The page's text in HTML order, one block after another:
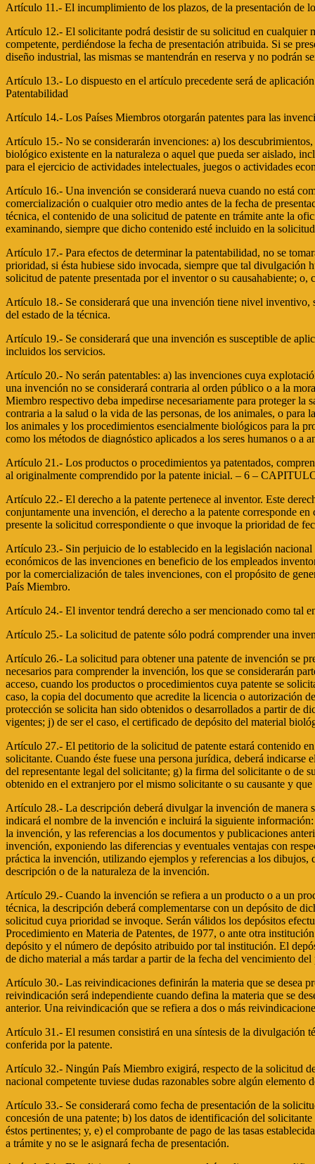
Artículo 11.- El incumplimiento de los plazos, de la presentación de
Artículo 12.- El solicitante podrá desistir de su solicitud en cualquier
competente, perdiéndose la fecha de presentación atribuida. Si se
diseño industrial, las mismas se mantendrán en reserva y no podrán
Artículo 13.- Lo dispuesto en el artículo precedente será de
Patentabilidad
Artículo 14.- Los Países Miembros otorgarán patentes para las
Artículo 15.- No se considerarán invenciones: a) los
biológico existente en la naturaleza o aquel que pueda ser aislado,
para el ejercicio de actividades intelectuales, juegos o actividades
Artículo 16.- Una invención se considerará nueva cuando no está
comercialización o cualquier otro medio antes de la fecha de
técnica, el contenido de una solicitud de patente en trámite ante la
examinando, siempre que dicho contenido esté incluido en la
Artículo 17.- Para efectos de determinar la patentabilidad, no se
prioridad, si ésta hubiese sido invocada, siempre que tal divulgación
solicitud de patente presentada por el inventor o su causahabiente;
Artículo 18.- Se considerará que una invención tiene nivel inventivo,
del estado de la técnica.
Artículo 19.- Se considerará que una invención es susceptible de
incluidos los servicios.
Artículo 20.- No serán patentables: a) las invenciones cuya
una invención no se considerará contraria al orden público o a la
Miembro respectivo deba impedirse necesariamente para proteger la
contraria a la salud o la vida de las personas, de los animales, o
los animales y los procedimientos esencialmente biológicos para la
como los métodos de diagnóstico aplicados a los seres humanos o a
Artículo 21.- Los productos o procedimientos ya patentados,
al originalmente comprendido por la patente inicial. – 6 –
Artículo 22.- El derecho a la patente pertenece al inventor. Este
conjuntamente una invención, el derecho a la patente corresponde
presente la solicitud correspondiente o que invoque la prioridad de
Artículo 23.- Sin perjuicio de lo establecido en la legislación
económicos de las invenciones en beneficio de los empleados
por la comercialización de tales invenciones, con el propósito de
País Miembro.
Artículo 24.- El inventor tendrá derecho a ser mencionado como tal
Artículo 25.- La solicitud de patente sólo podrá comprender una
Artículo 26.- La solicitud para obtener una patente de invención se
necesarios para comprender la invención, los que se considerarán
acceso, cuando los productos o procedimientos cuya patente se
caso, la copia del documento que acredite la licencia o autorización
protección se solicita han sido obtenidos o desarrollados a partir de
vigentes; j) de ser el caso, el certificado de depósito del material
Artículo 27.- El petitorio de la solicitud de patente estará contenido
solicitante. Cuando éste fuese una persona jurídica, deberá
del representante legal del solicitante; g) la firma del solicitante o de
obtenido en el extranjero por el mismo solicitante o su causante y
Artículo 28.- La descripción deberá divulgar la invención de manera
indicará el nombre de la invención e incluirá la siguiente
la invención, y las referencias a los documentos y publicaciones
invención, exponiendo las diferencias y eventuales ventajas con
práctica la invención, utilizando ejemplos y referencias a los dibujos,
descripción o de la naturaleza de la invención.
Artículo 29.- Cuando la invención se refiera a un producto o a un
técnica, la descripción deberá complementarse con un depósito de
solicitud cuya prioridad se invoque. Serán válidos los depósitos
Procedimiento en Materia de Patentes, de 1977, o ante otra
depósito y el número de depósito atribuido por tal institución. El
de dicho material a más tardar a partir de la fecha del vencimiento
Artículo 30.- Las reivindicaciones definirán la materia que se desea
reivindicación será independiente cuando defina la materia que se
anterior. Una reivindicación que se refiera a dos o más
Artículo 31.- El resumen consistirá en una síntesis de la divulgación
conferida por la patente.
Artículo 32.- Ningún País Miembro exigirá, respecto de la solicitud
nacional competente tuviese dudas razonables sobre algún elemento
Artículo 33.- Se considerará como fecha de presentación de la
concesión de una patente; b) los datos de identificación del
éstos pertinentes; y, e) el comprobante de pago de las tasas
a trámite y no se le asignará fecha de presentación.